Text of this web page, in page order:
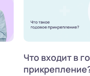
Преимущества
прикрепления